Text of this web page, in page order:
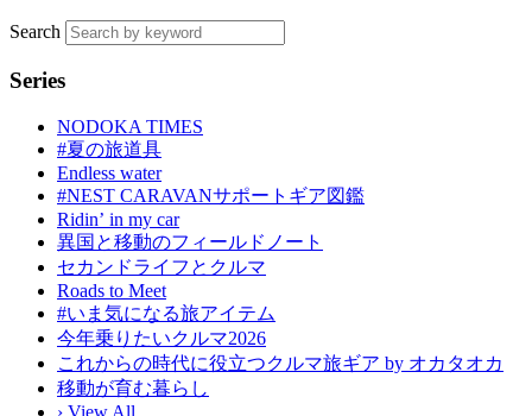
Search
Series
NODOKA TIMES
#夏の旅道具
Endless water
#NEST CARAVANサポートギア図鑑
Ridinʼ in my car
異国と移動のフィールドノート
セカンドライフとクルマ
Roads to Meet
#いま気になる旅アイテム
今年乗りたいクルマ2026
これからの時代に役立つクルマ旅ギア by オカタオカ
移動が育む暮らし
› View All